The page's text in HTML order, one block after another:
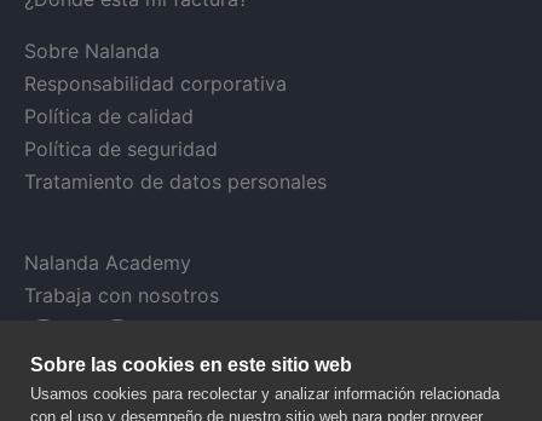
Sobre Nalanda
Responsabilidad corporativa
Política de calidad
Política de seguridad
Tratamiento de datos personales
Nalanda Academy
Trabaja con nosotros
Sobre las cookies en este sitio web
Usamos cookies para recolectar y analizar información relacionada
con el uso y desempeño de nuestro sitio web para poder proveer